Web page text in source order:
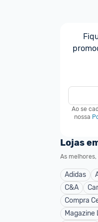
Ao se
nossa
Lojas
As
Adidas
C&A
Compra
Magazine